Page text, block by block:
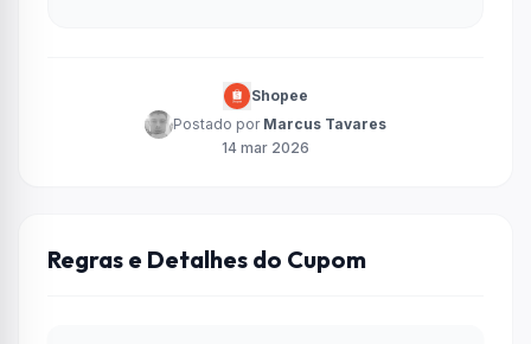
Shopee
Postado por Marcus Tavares
14 mar 2026
Regras e Detalhes do Cupom